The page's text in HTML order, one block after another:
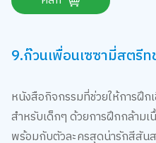
9.ก๊วนเพื่อนเซซามี่สตรี